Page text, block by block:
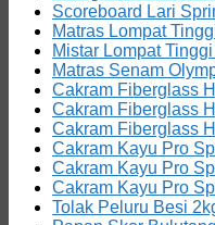
Scoreboard Lari
Matras Lompat
Mistar Lompat
Matras Senam
Cakram Fiberglass
Cakram Fiberglass
Cakram Fiberglass
Cakram Kayu Pro
Cakram Kayu Pro
Cakram Kayu Pro
Tolak Peluru Besi